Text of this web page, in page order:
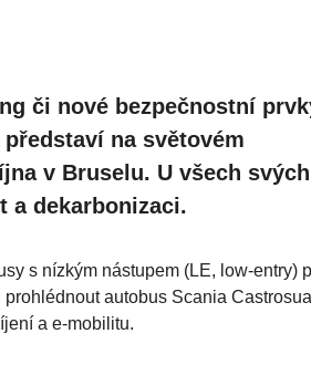
či nové bezpečnostní
na světovém
v Bruselu. U všech svých
a dekarbonizaci.
s nízkým nástupem (LE, low-entry)
autobus Scania Castrosua
a e-mobilitu.